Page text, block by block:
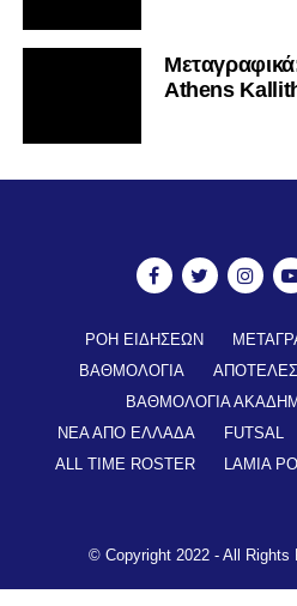
Athens
ΡΟΗ ΕΙΔΗΣΕΩΝ
ΒΑΘΜΟΛΟΓΙΑ
ΒΑΘΜΟΛΟΓΙΑ
ΝΕΑ ΑΠΟ ΕΛΛΑΔΑ
FUTSAL
ALL TIME ROSTER
LAMIA
© Copyright 2022 - All Rights